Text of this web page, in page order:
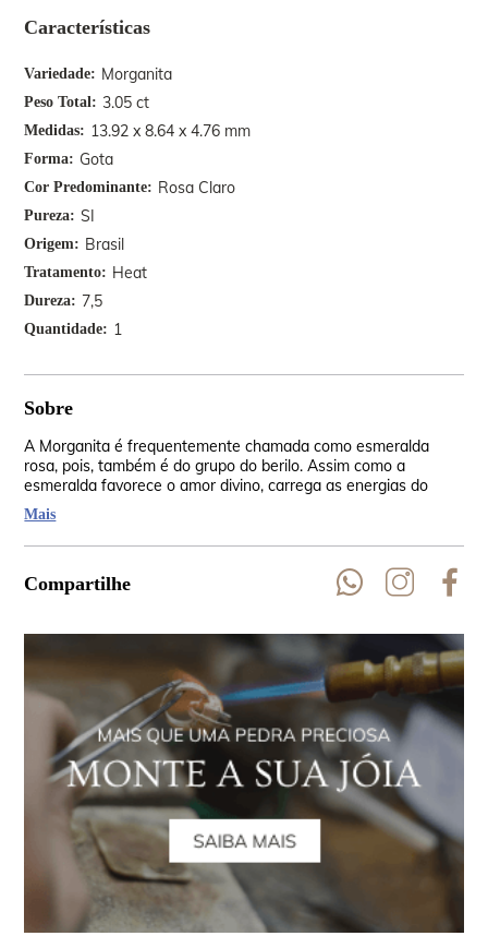
Características
Variedade Morganita
Peso Total 3.05 ct
Medidas 13.92 x 8.64 x 4.76 mm
Forma Gota
Cor Predominante Rosa Claro
Pureza SI
Origem Brasil
Tratamento Heat
Dureza 7,5
Quantidade 1
Sobre
A Morganita é frequentemente chamada como esmeralda
rosa, pois, também é do grupo do berilo. Assim como a
esmeralda favorece o amor divino, carrega as energias do
amor. Também apresenta inclusões e é considerada uma
pedra rara.
Mais
Compartilhe